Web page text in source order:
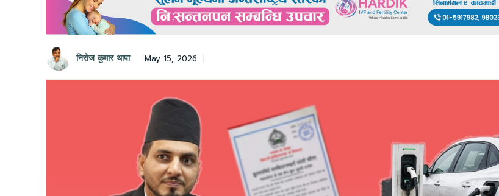
निरोज कुमार थापा May 15, 2026